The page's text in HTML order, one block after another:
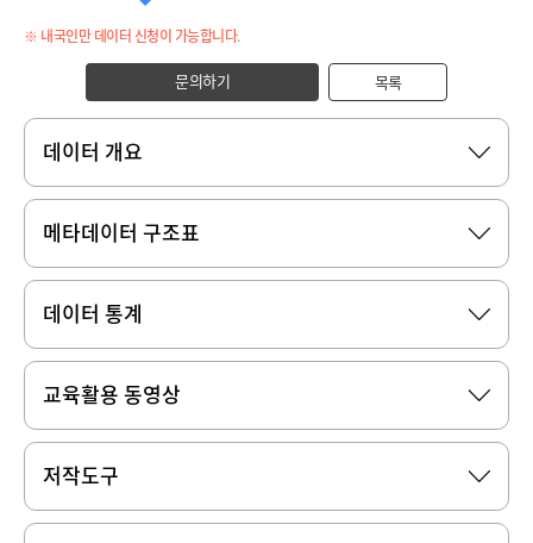
※ 내국인만 데이터 신청이 가능합니다.
문의하기 목록
데이터 개요
메타데이터 구조표
데이터 통계
교육활용 동영상
저작도구